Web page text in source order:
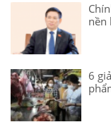
nền
6